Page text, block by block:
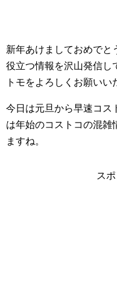
新年あけましておめでと
役立つ情報を沢山発信し
トモをよろしくお願いい
今日は元旦から早速コス
は年始のコストコの混雑
ますね。
ス